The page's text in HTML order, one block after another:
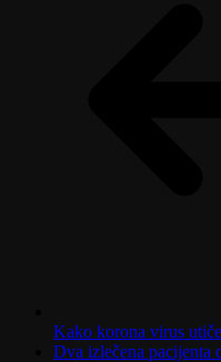
Kako korona virus
Dva izlečena pacijenta